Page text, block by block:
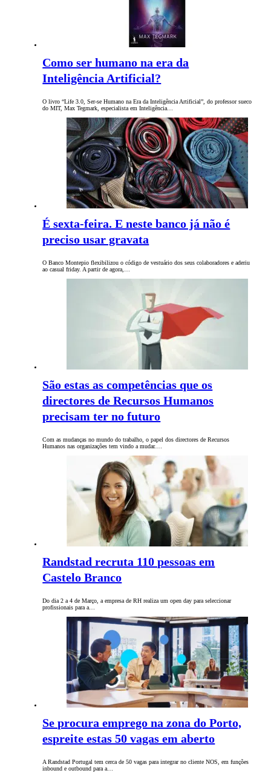
Como ser humano na era da
Inteligência Artificial?
O livro “Life 3.0, Ser-se Humano na Era da Inteligência Artificial”, do professor sueco
do MIT, Max Tegmark, especialista em Inteligência…
É sexta-feira. E neste banco já não é
preciso usar gravata
O Banco Montepio flexibilizou o código de vestuário dos seus colaboradores e aderiu
ao casual friday. A partir de agora,…
São estas as competências que os
directores de Recursos Humanos
precisam ter no futuro
Com as mudanças no mundo do trabalho, o papel dos directores de Recursos
Humanos nas organizações tem vindo a mudar.…
Randstad recruta 110 pessoas em
Castelo Branco
Do dia 2 a 4 de Março, a empresa de RH realiza um open day para seleccionar
profissionais para a…
Se procura emprego na zona do Porto,
espreite estas 50 vagas em aberto
A Randstad Portugal tem cerca de 50 vagas para integrar no cliente NOS, em funções
inbound e outbound para a…